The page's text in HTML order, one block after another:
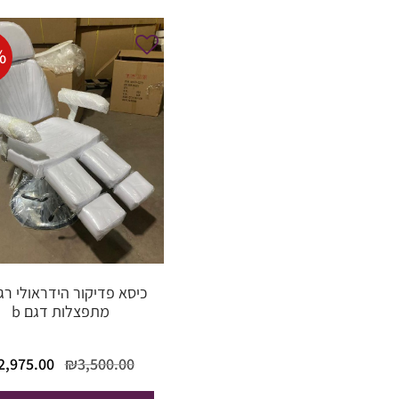
כיסא פדיקור הידראולי
מתפצלות דגם b
₪3,500.00
המחיר